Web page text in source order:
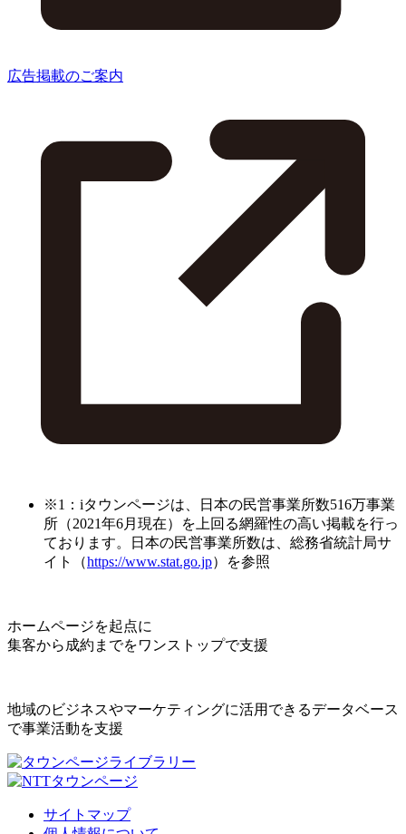
広告掲載のご案内
※1：iタウンページは、日本の民営事業所数516万事業
所（2021年6月現在）を上回る網羅性の高い掲載を行っ
ております。日本の民営事業所数は、総務省統計局サ
イト（https://www.stat.go.jp）を参照
ホームページを起点に
集客から成約までをワンストップで支援
地域のビジネスやマーケティングに活用できるデータベース
で事業活動を支援
サイトマップ